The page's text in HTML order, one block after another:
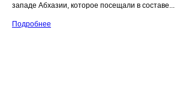
западе Абхазии, которое посещали в составе...
Подробнее